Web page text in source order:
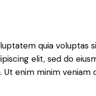
quia voluptas
elit, sed do
enim minim veniam